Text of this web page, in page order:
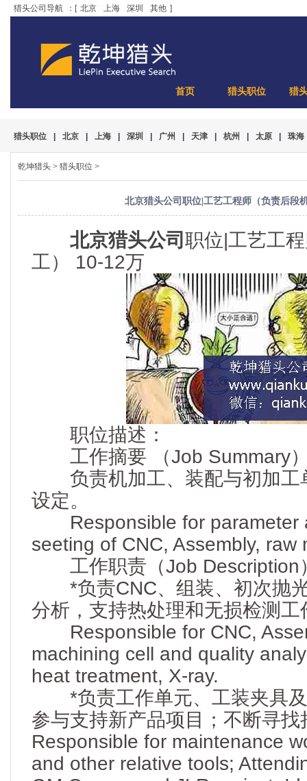
猎头公司导航 ：[ 北京 上海 深圳 其他 ]
首页 猎头职位 猎
猎头职位 北京 上海 深圳 广州 天津 杭州 太原 珠海
乾坤猎头 > 猎头职位 >
北京猎头公司职位|工艺工程师（负责后段
北京猎头公司职位|工艺工
工） 10-12万
职位描述：
工作摘要 （Job Summary
负责机加工、装配与初加工
设定。
Responsible for parameter
seeting of CNC, Assembly, raw
工作职责（Job Description
*负责CNC、组装、初次抛
分析，支持热处理和无损检测工
Responsible for CNC,
machining cell and quality
heat treatment, X-ray.
*负责工作单元、工装夹具及
参与支持新产品项目；不断寻
Responsible for maintenance
and other relative tools;